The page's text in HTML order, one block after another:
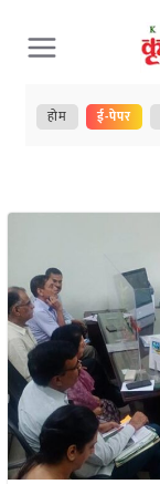
Skip
to
content
होम ई-पेपर